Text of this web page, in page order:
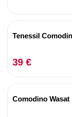
Tenessil
39 €
Comodino